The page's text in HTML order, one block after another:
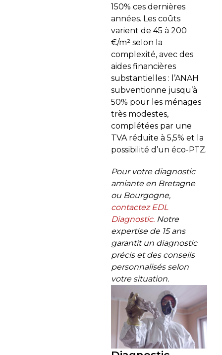
150% ces dernières
années. Les coûts
varient de 45 à 200
€/m² selon la
complexité, avec des
aides financières
substantielles : l’ANAH
subventionne jusqu’à
50% pour les ménages
très modestes,
complétées par une
TVA réduite à 5,5% et la
possibilité d’un éco-PTZ.
Pour votre diagnostic
amiante en Bretagne
ou Bourgogne,
contactez EDL
Diagnostic. Notre
expertise de 15 ans
garantit un diagnostic
précis et des conseils
personnalisés selon
votre situation.